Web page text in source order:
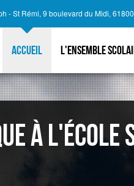
- St Rémi, 9 boulevard du Midi,
Accueil L'ensemble
à l'école